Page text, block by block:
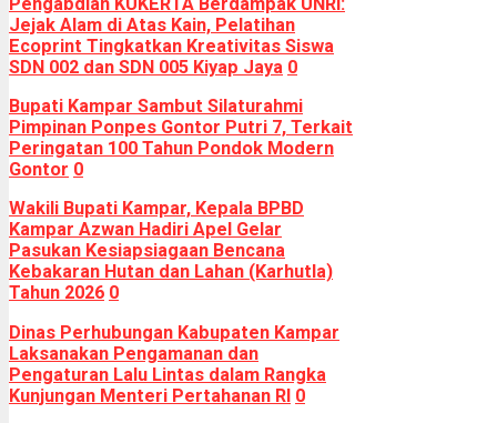
Jejak Alam di Atas Kain, Pelatihan
Ecoprint Tingkatkan Kreativitas Siswa
SDN 002 dan SDN 005 Kiyap Jaya 0
Bupati Kampar Sambut Silaturahmi
Pimpinan Ponpes Gontor Putri 7, Terkait
Peringatan 100 Tahun Pondok Modern
Gontor 0
Wakili Bupati Kampar, Kepala BPBD
Kampar Azwan Hadiri Apel Gelar
Pasukan Kesiapsiagaan Bencana
Kebakaran Hutan dan Lahan (Karhutla)
Tahun 2026 0
Dinas Perhubungan Kabupaten Kampar
Laksanakan Pengamanan dan
Pengaturan Lalu Lintas dalam Rangka
Kunjungan Menteri Pertahanan RI 0